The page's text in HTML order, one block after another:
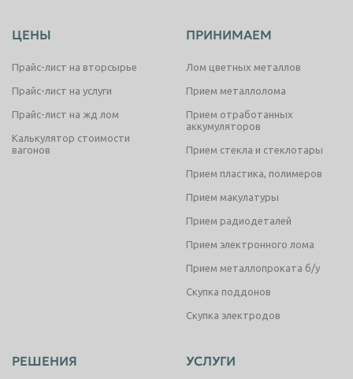
ЦЕНЫ
Прайс-лист на вторсырье
Прайс-лист на услуги
Прайс-лист на жд лом
Калькулятор стоимости
вагонов
ПРИНИМАЕМ
Лом цветных металлов
Прием металлолома
Прием отработанных
аккумуляторов
Прием стекла и стеклотары
Прием пластика, полимеров
Прием макулатуры
Прием радиодеталей
Прием электронного лома
Прием металлопроката б/у
Скупка поддонов
Скупка электродов
РЕШЕНИЯ УСЛУГИ